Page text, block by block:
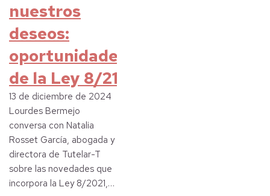
nuestros
deseos:
oportunidades
de la Ley 8/21
13 de diciembre de 2024
Lourdes Bermejo
conversa con Natalia
Rosset García, abogada y
directora de Tutelar-T
sobre las novedades que
incorpora la Ley 8/2021,…